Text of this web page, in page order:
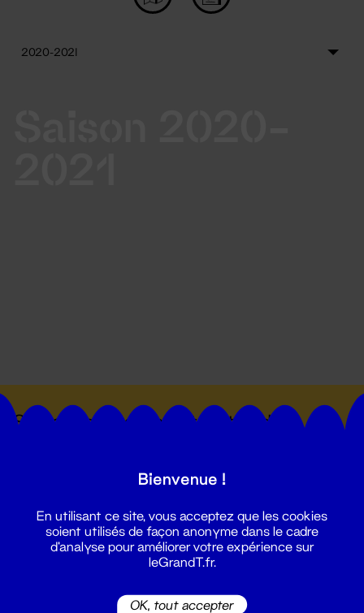
Suivez toutes les actualités du
Bienvenue !
En utilisant ce site, vous acceptez que les cookies
soient utilisés de façon anonyme dans le cadre
d'analyse pour améliorer votre expérience sur
leGrandT.fr.
OK, tout accepter